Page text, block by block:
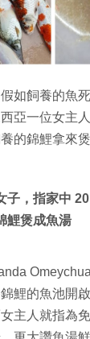
如飼養的魚
亞一位女主
的錦鯉拿來
子，指家中
鯉煲成魚湯
鯉的魚池開
主人就指為